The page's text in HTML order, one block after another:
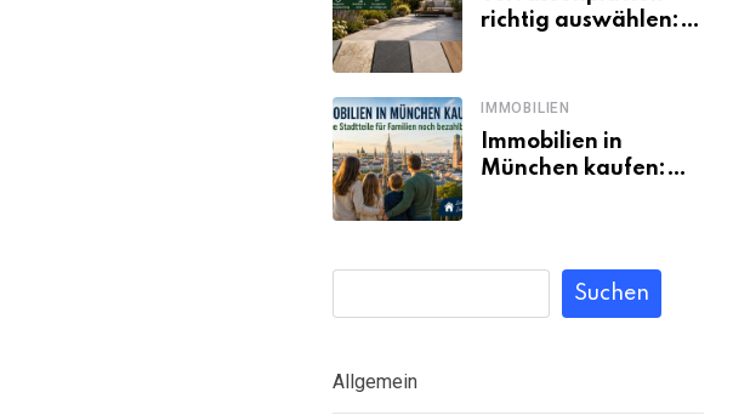
richtig auswählen:
eigenen Garten?
IMMOBILIEN
Immobilien in
München kaufen:
Suchen
Allgemein